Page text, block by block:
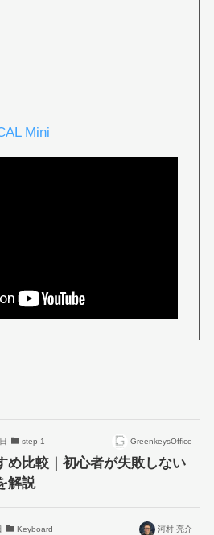
Mini
step-1 GreenkeysOffice
め比較｜初心者が失敗しない
解説
Keyboard 河村 亮介